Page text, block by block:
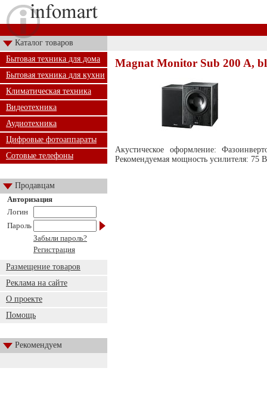
Каталог товаров
Бытовая техника для дома
Бытовая техника для кухни
Климатическая техника
Видеотехника
Аудиотехника
Цифровые фотоаппараты
Сотовые телефоны
Продавцам
Авторизация
Логин
Пароль
Забыли пароль?
Регистрация
Размещение товаров
Реклама на сайте
О проекте
Помощь
Рекомендуем
Magnat Monitor Sub 200 A,
Акустическое оформление:
Рекомендуемая мощность усилителя: 75